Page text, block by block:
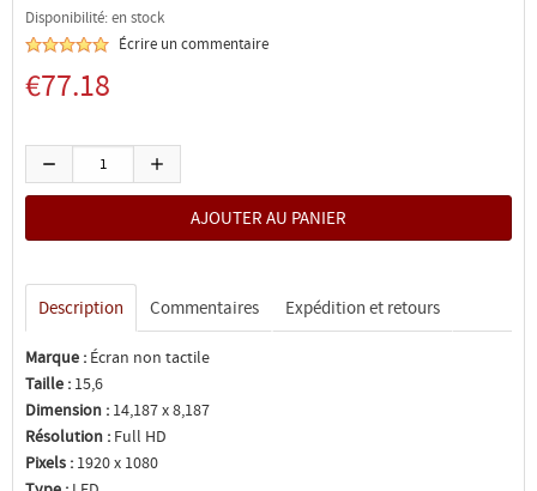
Disponibilité: en stock
Écrire un commentaire
€77.18
Description Commentaires Expédition et retours
Marque : Écran non tactile
Taille : 15,6
Dimension : 14,187 x 8,187
Résolution : Full HD
Pixels : 1920 x 1080